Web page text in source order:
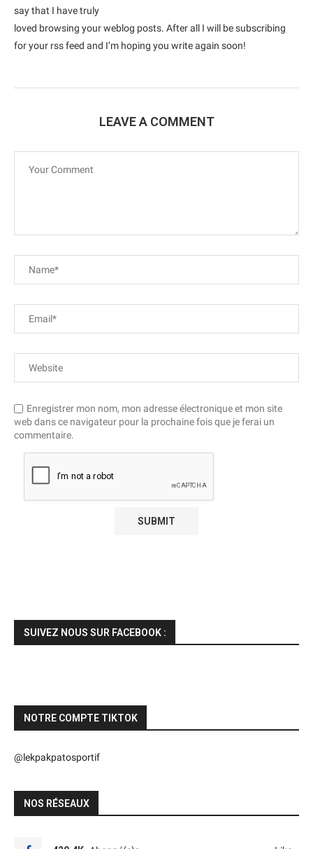
say that I have truly
loved browsing your weblog posts. After all I will be subscribing
for your rss feed and I’m hoping you write again soon!
LEAVE A COMMENT
Enregistrer mon nom, mon adresse électronique et mon site
web dans ce navigateur pour la prochaine fois que je ferai un
commentaire.
SUIVEZ NOUS SUR FACEBOOK :
NOTRE COMPTE TIKTOK
@lekpakpatosportif
NOS RÉSEAUX